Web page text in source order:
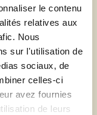
le contenu
relatives aux
Nous
sur l'utilisation de
sociaux, de
celles-ci
avez fournies
de leurs